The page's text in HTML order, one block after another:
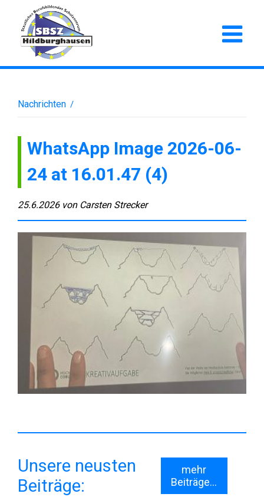
Nachrichten /
WhatsApp Image 2026-06-
24 at 16.01.47 (4)
25.6.2026 von Carsten Strecker
Unsere neusten
Beiträge:
mehr
Beiträge...